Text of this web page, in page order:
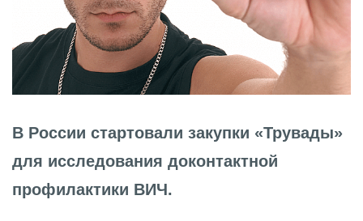
В России стартовали закупки «Трувады»
для исследования доконтактной
профилактики ВИЧ.